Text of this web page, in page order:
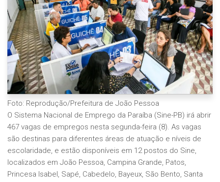
Foto: Reprodução/Prefeitura de João Pessoa
O Sistema Nacional de Emprego da Paraíba (Sine-PB) irá abrir
467 vagas de empregos nesta segunda-feira (8). As vagas
são destinas para diferentes áreas de atuação e níveis de
escolaridade, e estão disponíveis em 12 postos do Sine,
localizados em João Pessoa, Campina Grande, Patos,
Princesa Isabel, Sapé, Cabedelo, Bayeux, São Bento, Santa